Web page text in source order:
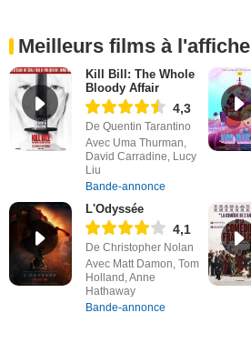
Meilleurs films à l'affiche
Kill Bill: The Whole
Bloody Affair
4,3
De Quentin Tarantino
Avec Uma Thurman,
David Carradine, Lucy
Liu
Bande-annonce
L'Odyssée
4,1
De Christopher Nolan
Avec Matt Damon, Tom
Holland, Anne
Hathaway
Bande-annonce